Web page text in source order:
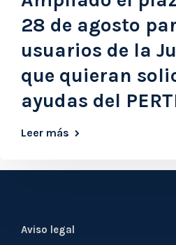
28 de agosto
usuarios de la
que quieran
ayudas del
Leer más
Aviso legal